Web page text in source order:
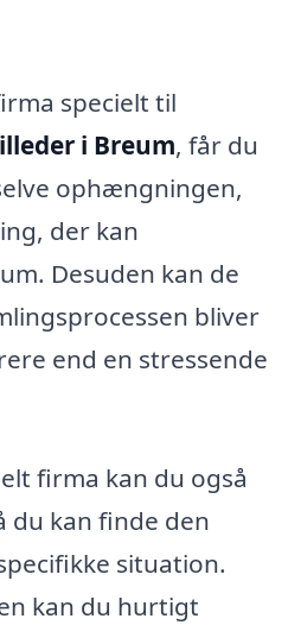
specielt til
i Breum, får du
ophængningen,
der kan
Desuden kan de
bliver
end en stressende
firma kan du også
du kan finde den
situation.
kan du hurtigt